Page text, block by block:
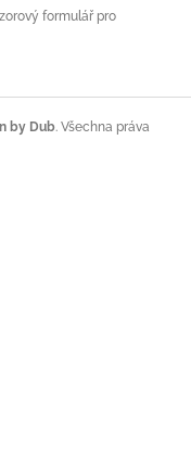
formulář pro
by Dub. Všechna práva